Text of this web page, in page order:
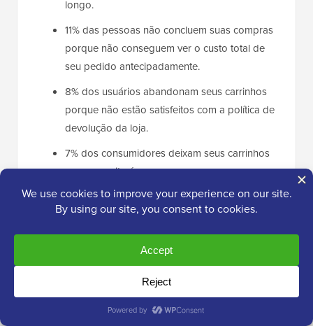
longo.
11% das pessoas não concluem suas compras
porque não conseguem ver o custo total de
seu pedido antecipadamente.
8% dos usuários abandonam seus carrinhos
porque não estão satisfeitos com a política de
devolução da loja.
7% dos consumidores deixam seus carrinhos
porque o site é propenso a erros e
travamentos.
11% dos usuários citam a falta de confiança
como causa de abandono, temendo roubo de
cartão de crédito ou outras preocupações de
segurança.
4% dos consumidores deixam seus carrinhos
porque o cartão de crédito é recusado.